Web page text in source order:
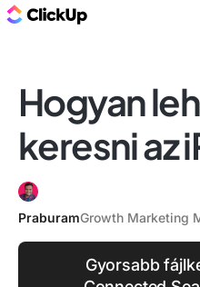
Hogyan
keresni az
PraburamGrowth Marketing
Gyorsabb